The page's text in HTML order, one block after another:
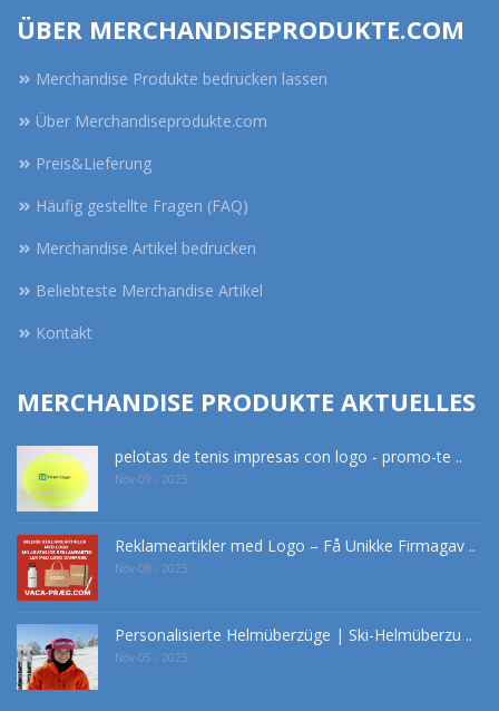
ÜBER MERCHANDISEPRODUKTE.COM
Merchandise Produkte bedrucken lassen
Über Merchandiseprodukte.com
Preis&Lieferung
Häufig gestellte Fragen (FAQ)
Merchandise Artikel bedrucken
Beliebteste Merchandise Artikel
Kontakt
MERCHANDISE PRODUKTE AKTUELLES
pelotas de tenis impresas con logo - promo-te ..
Nov 09 - 2025
Reklameartikler med Logo – Få Unikke Firmagav ..
Nov 08 - 2025
Personalisierte Helmüberzüge | Ski-Helmüberzu ..
Nov 05 - 2025